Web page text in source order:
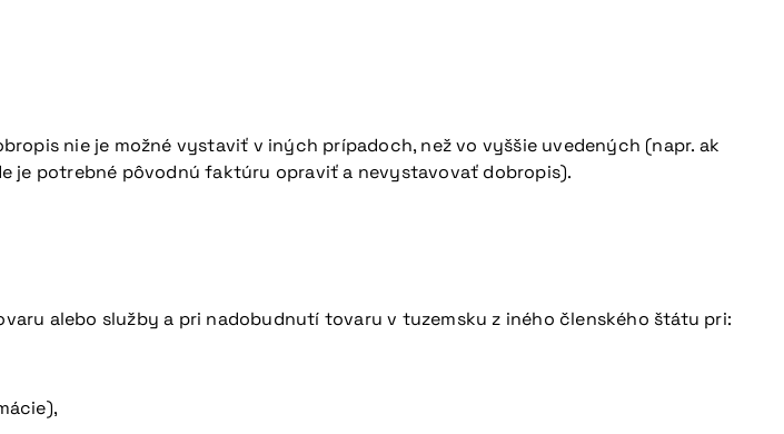
nie je možné vystaviť v iných prípadoch, než vo vyššie uvedených (napr. ak
je potrebné pôvodnú faktúru opraviť a nevystavovať dobropis).
alebo služby a pri nadobudnutí tovaru v tuzemsku z iného členského štátu pri: